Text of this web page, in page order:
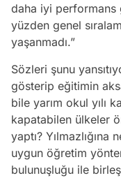
daha iyi performans
yüzden genel
yaşanmadı.”
Sözleri şunu
gösterip eğitimin
bile yarım okul yılı
kapatabilen ülkeler
yaptı?
uygun öğretim
bulunuşluğu ile